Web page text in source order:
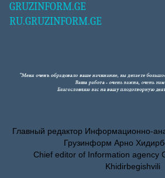
GRUZINFORM.GE
RU.GRUZINFORM.GE
Главный редактор Информационно-
Грузинформ Арно
Chief editor of Information agency
Khidirbegishvili